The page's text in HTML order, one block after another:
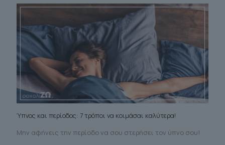
Ύπνος και περίοδος: 7 τρόποι να κοιμάσαι καλύτερα!
Μην αφήνεις την περίοδο να σου στερήσει τον ύπνο σου!